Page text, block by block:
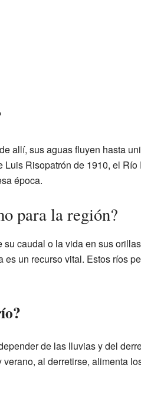
allí, sus aguas fluyen hasta
Risopatrón de 1910, el
época.
para la región?
caudal o la vida en sus
un recurso vital. Estos ríos
de las lluvias y del
al derretirse, alimenta